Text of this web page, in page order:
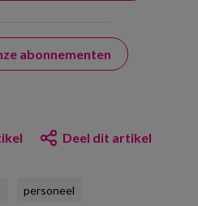
abonnementen
Deel dit artikel
personeel